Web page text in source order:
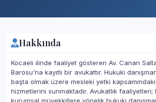
Hakkında
Kocaeli ilinde faaliyet gösteren Av. Canan
Barosu'na kayıtlı bir avukattır. Hukuki
başta olmak üzere mesleki yetki kapsamındaki
hizmetlerini sunmaktadır. Avukatlık faaliyetleri;